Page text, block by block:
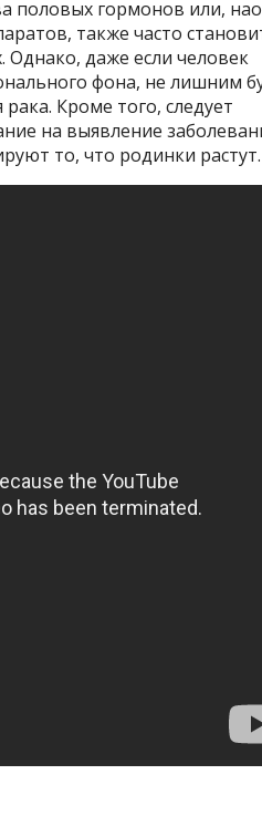
половых гормонов или,
также часто
Однако, даже если человек
фона, не лишним
Кроме того, следует
на выявление
то, что родинки растут.